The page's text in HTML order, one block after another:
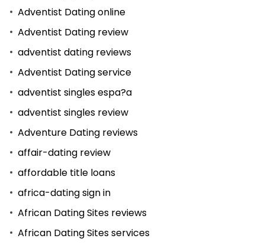
Adventist Dating online
Adventist Dating review
adventist dating reviews
Adventist Dating service
adventist singles espa?a
adventist singles review
Adventure Dating reviews
affair-dating review
affordable title loans
africa-dating sign in
African Dating Sites reviews
African Dating Sites services